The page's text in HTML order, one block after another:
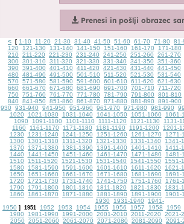
< [ 1-10 11-20 21-30 31-40 41-50 51-60 61-70 71-80
81-
120
121-130 131-140 141-150 151-160 161-170
171-180
210
211-220 221-230 231-240 241-250 251-260
261-270
300
301-310 311-320 321-330 331-340 341-350
351-360
390
391-400 401-410 411-420 421-430 431-440
441-450
480
481-490 491-500 501-510 511-520 521-530
531-540
570
571-580 581-590 591-600 601-610 611-620
621-630
660
661-670 671-680 681-690 691-700 701-710
711-720
750
751-760 761-770 771-780 781-790 791-800
801-810
840
841-850 851-860 861-870 871-880 881-890
891-900
930
931-940 941-950 951-960 961-970 971-980 981-990
1020
1021-1030 1031-1040 1041-1050 1051-1060
1061-
1090
1091-1100 1101-1110 1111-1120 1121-1130
1131-
1160
1161-1170 1171-1180 1181-1190 1191-1200
1201-
1230
1231-1240 1241-1250 1251-1260 1261-1270
1271-
1300
1301-1310 1311-1320 1321-1330 1331-1340
1341-
1370
1371-1380 1381-1390 1391-1400 1401-1410
1411-
1440
1441-1450 1451-1460 1461-1470 1471-1480
1481-
1510
1511-1520 1521-1530 1531-1540 1541-1550
1551-
1580
1581-1590 1591-1600 1601-1610 1611-1620
1621-
1650
1651-1660 1661-1670 1671-1680 1681-1690
1691-
1720
1721-1730 1731-1740 1741-1750 1751-1760
1761-
1790
1791-1800 1801-1810 1811-1820 1821-1830
1831-
1860
1861-1870 1871-1880 1881-1890 1891-1900
1901-
1930
1931-1940
1941-
1950 ] 1951 1952 1953 1954 1955 1956 1957 1958
1959
1980
1981-1990 1991-2000 2001-2010 2011-2020
2021-
2050
2051-2060 2061-2070 2071-2080 2081-2090
2091-